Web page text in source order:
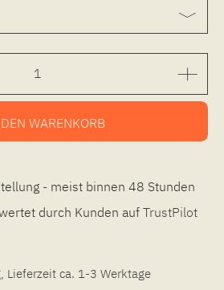
WARENKORB
- meist binnen 48 Stunden
durch Kunden auf TrustPilot
Lieferzeit ca. 1-3 Werktage